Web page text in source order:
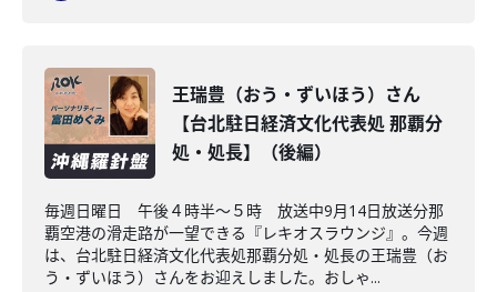
王瑞豊（おう・ずいほう）さん
【台北駐日経済文化代表処 那覇分
処・処長】（後編）
毎週日曜日 午後４時半～５時 放送中9月14日放送分那
覇空港の滑走路が一望できる『レキオスラウンジ』。今週
は、台北駐日経済文化代表処那覇分処・処長の王瑞豊（お
う・ずいほう）さんをお迎えしました。おしゃ...